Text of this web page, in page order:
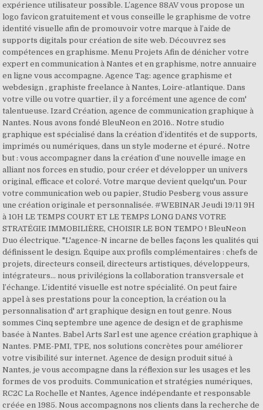
expérience utilisateur possible. L’agence 88AV vous propose un
logo favicon gratuitement et vous conseille le graphisme de votre
identité visuelle afin de promouvoir votre marque à l’aide de
supports digitals pour création de site web. Découvrez ses
compétences en graphisme. Menu Projets Afin de dénicher votre
expert en communication à Nantes et en graphisme, notre annuaire
en ligne vous accompagne. Agence Tag: agence graphisme et
webdesign , graphiste freelance à Nantes, Loire-atlantique. Dans
votre ville ou votre quartier, il y a forcément une agence de com'
talentueuse. Izard Création, agence de communication graphique à
Nantes. Nous avons fondé BleuNeon en 2016.. Notre studio
graphique est spécialisé dans la création d’identités et de supports,
imprimés ou numériques, dans un style moderne et épuré.. Notre
but : vous accompagner dans la création d’une nouvelle image en
alliant nos forces en studio, pour créer et développer un univers
original, efficace et coloré. Votre marque devient quelqu'un. Pour
votre communication web ou papier, Studio Pesberg vous assure
une création originale et personnalisée. #WEBINAR Jeudi 19/11 9H
à 10H LE TEMPS COURT ET LE TEMPS LONG DANS VOTRE
STRATÉGIE IMMOBILIÈRE, CHOISIR LE BON TEMPO ! BleuNeon
Duo électrique. "L'agence-N incarne de belles façons les qualités qui
définissent le design. Équipe aux profils complémentaires : chefs de
projets, directeurs conseil, directeurs artistiques, développeurs,
intégrateurs… nous privilégions la collaboration transversale et
l’échange. L’identité visuelle est notre spécialité. On peut faire
appel à ses prestations pour la conception, la création ou la
personnalisation d' art graphique design en tout genre. Nous
sommes Cinq septembre une agence de design et de graphisme
basée à Nantes. Babel Arts Sarl est une agence création graphique à
Nantes. PME-PMI, TPE, nos solutions concrètes pour améliorer
votre visibilité sur internet. Agence de design produit situé à
Nantes, je vous accompagne dans la réflexion sur les usages et les
formes de vos produits. Communication et stratégies numériques,
RC2C La Rochelle et Nantes, Agence indépendante et responsable
créée en 1985. Nous accompagnons nos clients dans la recherche de